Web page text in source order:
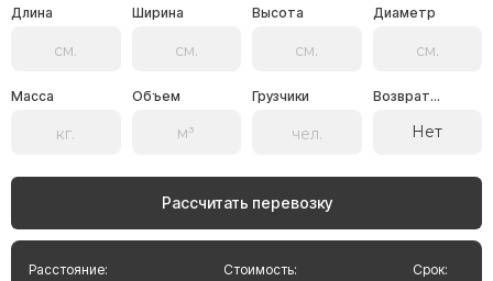
Длина Ширина Высота Диаметр
Масса Объем Грузчики Возврат...
Нет
Рассчитать перевозку
Стоимость:
Расстояние: Срок: